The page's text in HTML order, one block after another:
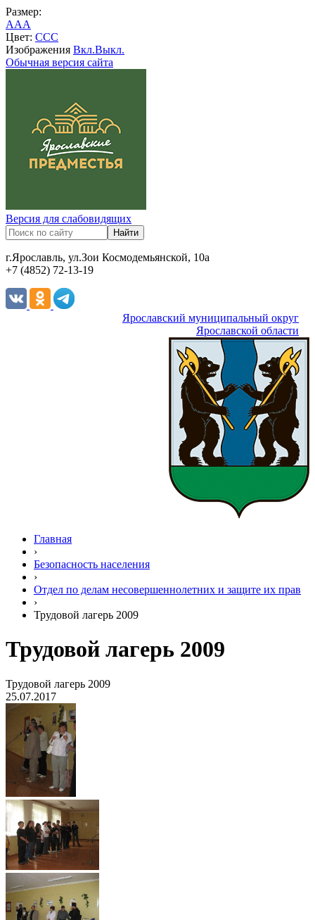
Размер:
AAA
Цвет: CCC
Изображения Вкл.Выкл.
Обычная версия сайта
Версия для слабовидящих
г.Ярославль, ул.Зои Космодемьянской, 10а
+7 (4852) 72-13-19
Ярославский муниципальный округ
Ярославской области
Главная
›
Безопасность населения
›
Отдел по делам несовершеннолетних и защите их прав
›
Трудовой лагерь 2009
Трудовой лагерь 2009
Трудовой лагерь 2009
25.07.2017